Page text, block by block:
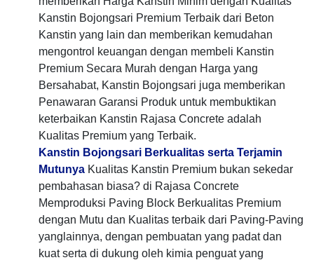
Kanstin Bojongsari Premium Terbaik dari Beton
Kanstin yang lain dan memberikan kemudahan
mengontrol keuangan dengan membeli Kanstin
Premium Secara Murah dengan Harga yang
Bersahabat, Kanstin Bojongsari juga memberikan
Penawaran Garansi Produk untuk membuktikan
keterbaikan Kanstin Rajasa Concrete adalah
Kualitas Premium yang Terbaik.
Kanstin Bojongsari Berkualitas serta Terjamin
Mutunya Kualitas Kanstin Premium bukan sekedar
pembahasan biasa? di Rajasa Concrete
Memproduksi Paving Block Berkualitas Premium
dengan Mutu dan Kualitas terbaik dari Paving-Paving
yanglainnya, dengan pembuatan yang padat dan
kuat serta di dukung oleh kimia penguat yang